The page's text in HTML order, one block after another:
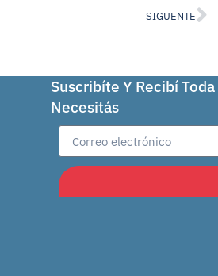
SIGUENTE
Suscribíte Y Recibí
Necesitás